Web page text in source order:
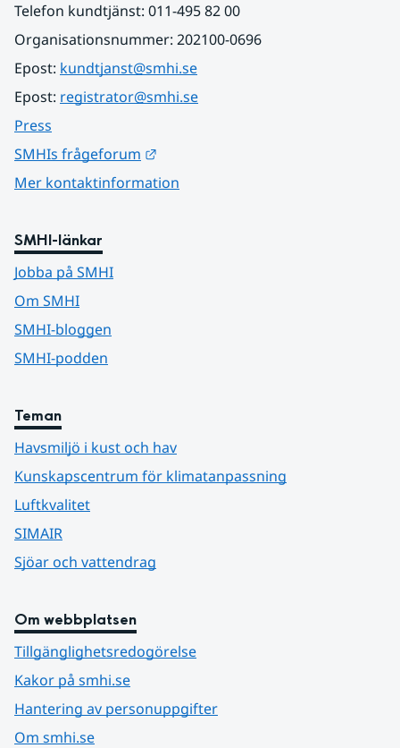
Telefon kundtjänst: 011-495 82 00
Organisationsnummer: 202100-0696
Epost: kundtjanst@smhi.se
Epost: registrator@smhi.se
Press
SMHIs frågeforum
Mer kontaktinformation
SMHI-länkar
Jobba på SMHI
Om SMHI
SMHI-bloggen
SMHI-podden
Teman
Havsmiljö i kust och hav
Kunskapscentrum för klimatanpassning
Luftkvalitet
SIMAIR
Sjöar och vattendrag
Om webbplatsen
Tillgänglighetsredogörelse
Kakor på smhi.se
Hantering av personuppgifter
Om smhi.se